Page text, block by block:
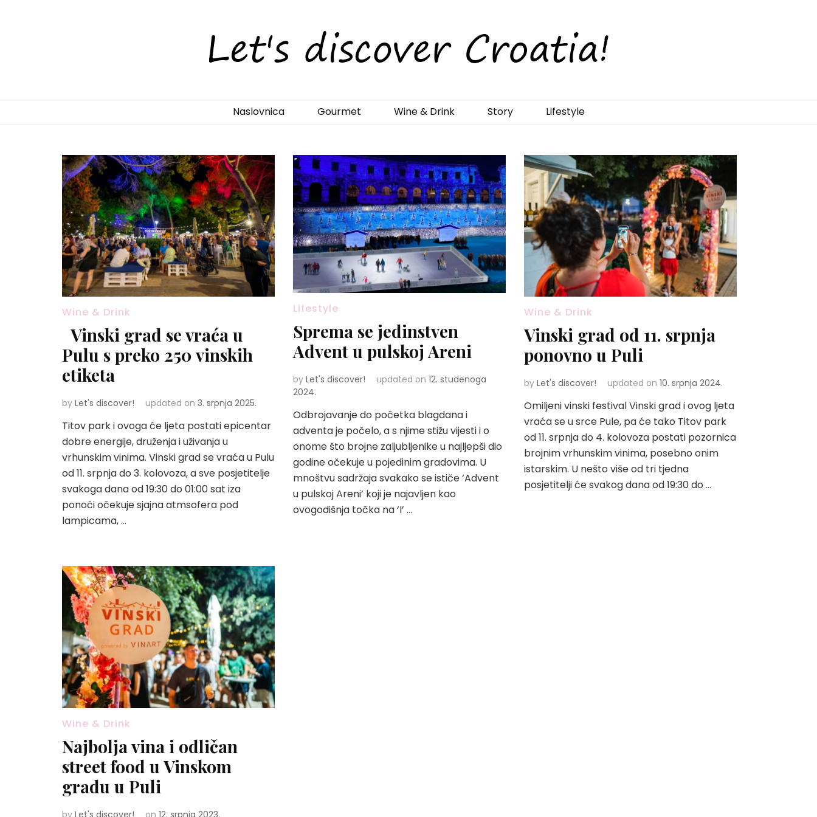
LetsDiscoverCroatia
Naslovnica Gourmet Wine & Drink Story Lifestyle
Wine & Drink
Vinski grad se vraća u
Pulu s preko 250 vinskih
etiketa
by Let's discover! updated on 3. srpnja 2025.
Titov park i ovoga će ljeta postati epicentar
dobre energije, druženja i uživanja u
vrhunskim vinima. Vinski grad se vraća u Pulu
od 11. srpnja do 3. kolovoza, a sve posjetitelje
svakoga dana od 19:30 do 01:00 sat iza
ponoći očekuje sjajna atmsofera pod
lampicama, …
Lifestyle
Sprema se jedinstven
Advent u pulskoj Areni
by Let's discover! updated on 12. studenoga
2024.
Odbrojavanje do početka blagdana i
adventa je počelo, a s njime stižu vijesti i o
onome što brojne zaljubljenike u najljepši dio
godine očekuje u pojedinim gradovima. U
mnoštvu sadržaja svakako se ističe ‘Advent
u pulskoj Areni’ koji je najavljen kao
ovogodišnja točka na ‘I’ …
Wine & Drink
Vinski grad od 11. srpnja
ponovno u Puli
by Let's discover! updated on 10. srpnja 2024.
Omiljeni vinski festival Vinski grad i ovog ljeta
vraća se u srce Pule, pa će tako Titov park
od 11. srpnja do 4. kolovoza postati pozornica
brojnim vrhunskim vinima, posebno onim
istarskim. U nešto više od tri tjedna
posjetitelji će svakog dana od 19:30 do …
Wine & Drink
Najbolja vina i odličan
street food u Vinskom
gradu u Puli
by Let's discover! on 12. srpnja 2023.